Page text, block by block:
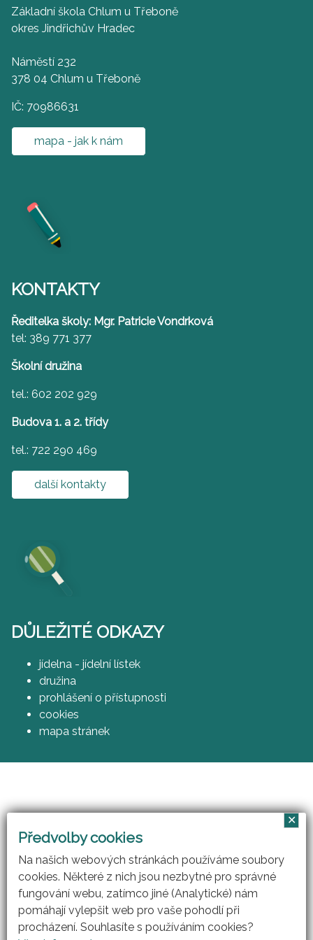
Základní škola Chlum u Třeboně
okres Jindřichův Hradec
Náměstí 232
378 04 Chlum u Třeboně
IČ: 70986631
mapa - jak k nám
KONTAKTY
Ředitelka školy: Mgr. Patricie Vondrková
tel: 389 771 377
Školní družina
tel.: 602 202 929
Budova 1. a 2. třídy
tel.: 722 290 469
další kontakty
DŮLEŽITÉ ODKAZY
jídelna - jídelní lístek
družina
prohlášení o přístupnosti
cookies
mapa stránek
(CZ.1.07/1.3.00/51.0007)
Předvolby cookies
Na našich webových stránkách používáme soubory
cookies. Některé z nich jsou nezbytné pro správné
fungování webu, zatímco jiné (Analytické) nám
pomáhají vylepšit web pro vaše pohodlí při
procházení. Souhlasíte s používáním cookies?
✕